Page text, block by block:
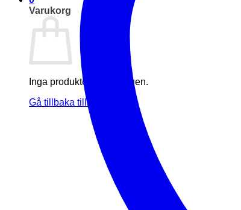
Varukorg
Inga produkter i varukorgen.
Gå tillbaka till butiken